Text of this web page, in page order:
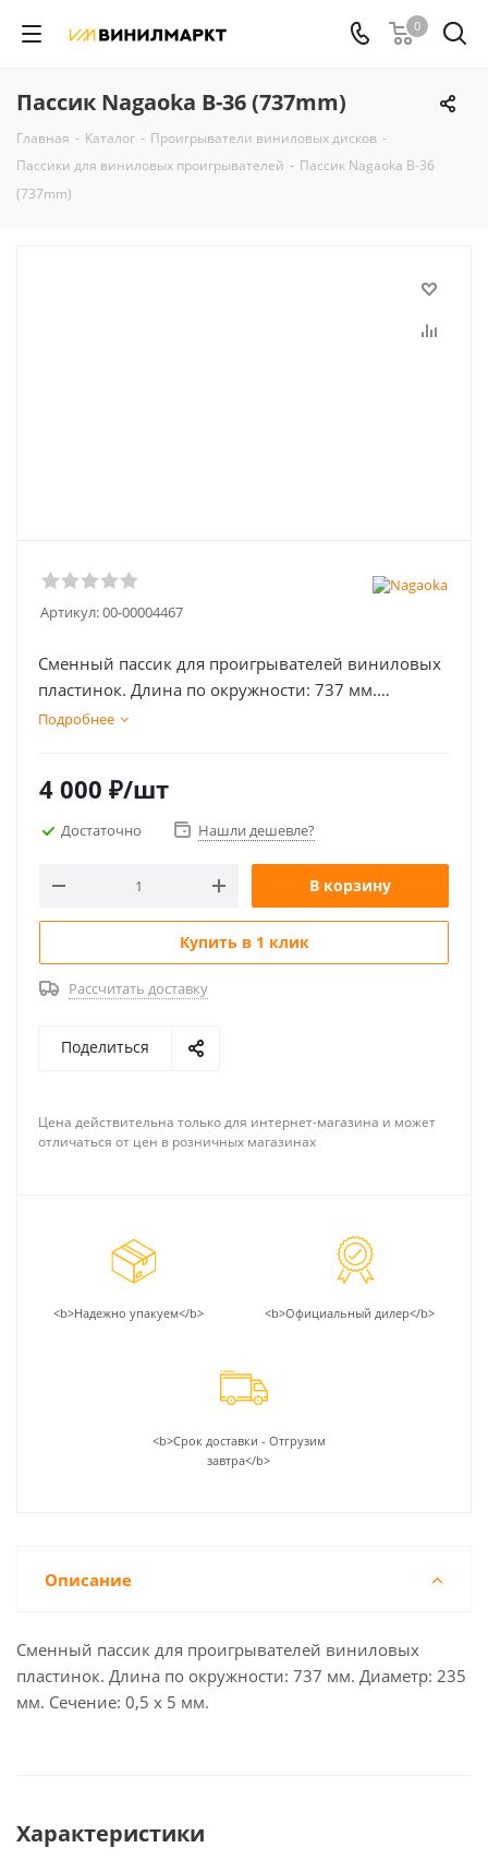
0
Пассик Nagaoka B-36 (737mm)
Главная - Каталог - Проигрыватели виниловых дисков -
Пассики для виниловых проигрывателей - Пассик Nagaoka B-36
(737mm)
Артикул:00-00004467
Сменный пассик для проигрывателей виниловых
пластинок. Длина по окружности: 737 мм.
Диаметр: 235 мм. Сечение: 0,5 х 5 мм.
Подробнее
4 000 ₽/шт
Достаточно Нашли дешевле?
В корзину
Купить в 1 клик
Рассчитать доставку
Поделиться
Цена действительна только для интернет-магазина и может
отличаться от цен в розничных магазинах
<b>Надежно упакуем</b> <b>Официальный дилер</b>
<b>Срок доставки - Отгрузим
завтра</b>
Описание
Сменный пассик для проигрывателей виниловых
пластинок. Длина по окружности: 737 мм. Диаметр: 235
мм. Сечение: 0,5 х 5 мм.
Характеристики